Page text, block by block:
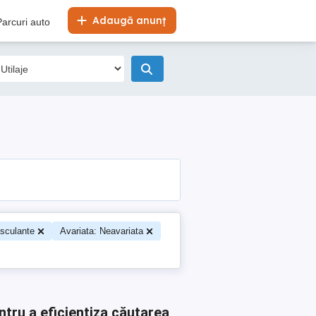
Adaugă anunț
auto
Avariata: Neavariata
a eficientiza căutarea